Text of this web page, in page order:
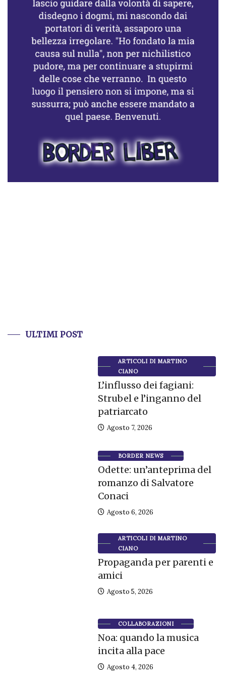
ULTIMI POST
ARTICOLI DI MARTINO
CIANO
L’influsso dei fagiani:
Strubel e l’inganno del
patriarcato
Agosto 7, 2026
BORDER NEWS
Odette: un’anteprima del
romanzo di Salvatore
Conaci
Agosto 6, 2026
ARTICOLI DI MARTINO
CIANO
Propaganda per parenti e
amici
Agosto 5, 2026
COLLABORAZIONI
Noa: quando la musica
incita alla pace
Agosto 4, 2026